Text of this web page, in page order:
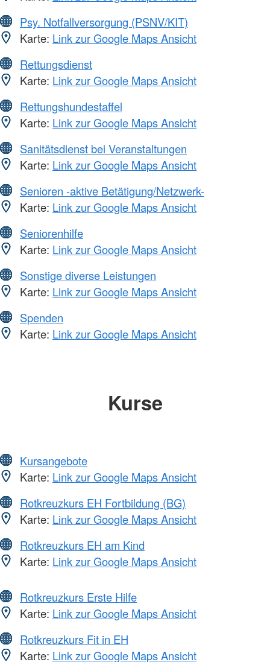
Psy. Notfallversorgung (PSNV/KIT)
Karte: Link zur Google Maps Ansicht
Rettungsdienst
Karte: Link zur Google Maps Ansicht
Rettungshundestaffel
Karte: Link zur Google Maps Ansicht
Sanitätsdienst bei Veranstaltungen
Karte: Link zur Google Maps Ansicht
Senioren -aktive Betätigung/Netzwerk-
Karte: Link zur Google Maps Ansicht
Seniorenhilfe
Karte: Link zur Google Maps Ansicht
Sonstige diverse Leistungen
Karte: Link zur Google Maps Ansicht
Spenden
Karte: Link zur Google Maps Ansicht
Kurse
Kursangebote
Karte: Link zur Google Maps Ansicht
Rotkreuzkurs EH Fortbildung (BG)
Karte: Link zur Google Maps Ansicht
Rotkreuzkurs EH am Kind
Karte: Link zur Google Maps Ansicht
Rotkreuzkurs Erste Hilfe
Karte: Link zur Google Maps Ansicht
Rotkreuzkurs Fit in EH
Karte: Link zur Google Maps Ansicht